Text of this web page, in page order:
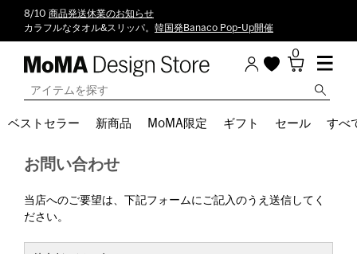
8/10 商品発送休業のお知らせ
カラフルなタオル&スリッパ。 韓国発Banaco Pop-Up開催
0
ベストセラー 新商品 MoMA限定 ギフト セール すべ
お問い合わせ
当店へのご要望は、下記フォームにご記入のうえ送信してく
ださい。